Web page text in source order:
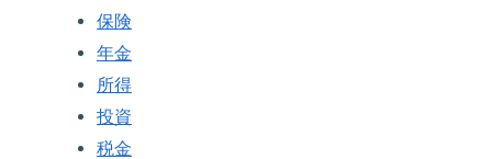
保険
年金
所得
投資
税金